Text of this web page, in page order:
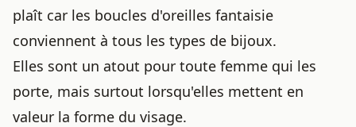
plaît car les boucles d'oreilles fantaisie
conviennent à tous les types de bijoux.
Elles sont un atout pour toute femme qui les
porte, mais surtout lorsqu'elles mettent en
valeur la forme du visage.